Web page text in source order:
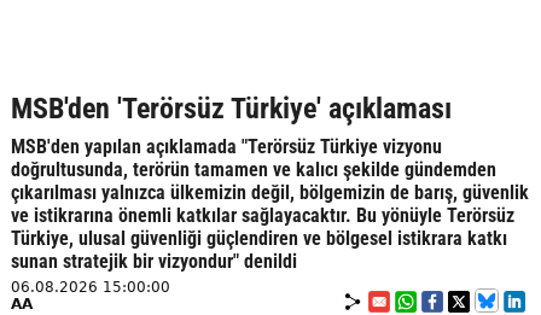
MSB'den 'Terörsüz Türkiye' açıklaması
MSB'den yapılan açıklamada "Terörsüz Türkiye vizyonu
doğrultusunda, terörün tamamen ve kalıcı şekilde gündemden
çıkarılması yalnızca ülkemizin değil, bölgemizin de barış, güvenlik
ve istikrarına önemli katkılar sağlayacaktır. Bu yönüyle Terörsüz
Türkiye, ulusal güvenliği güçlendiren ve bölgesel istikrara katkı
sunan stratejik bir vizyondur" denildi
06.08.2026 15:00:00
AA